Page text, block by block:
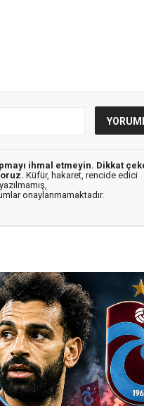
ihmal etmeyin. Dikkat
Küfür, hakaret, rencide edici
onaylanmamaktadır.